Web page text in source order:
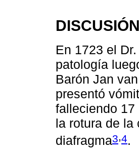
DISCUSIÓN
En 1723 el
patología
Barón Jan
presentó
falleciendo
la rotura de la
diafragma3,4.